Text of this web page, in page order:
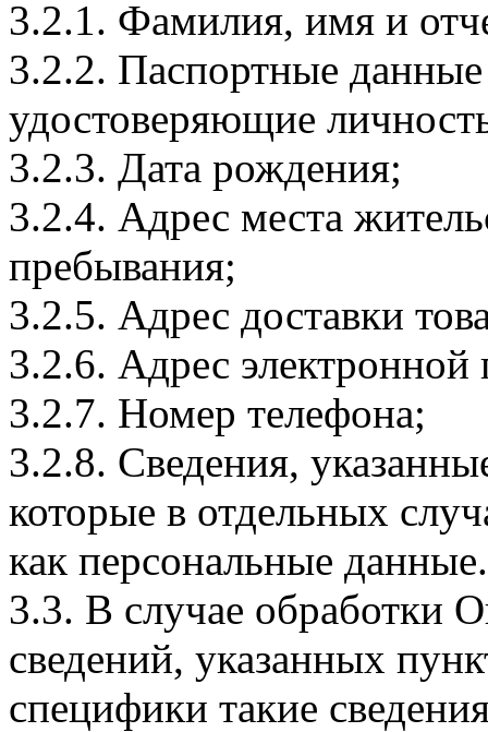
3.2.1. Фамилия, имя и
3.2.2. Паспортные
удостоверяющие
3.2.3. Дата рождения;
3.2.4. Адрес места
пребывания;
3.2.5. Адрес доставки
3.2.6. Адрес электронной
3.2.7. Номер телефона;
3.2.8. Сведения,
которые в отдельных
как персональные данные.
3.3. В случае обработки
сведений, указанных
специфики такие